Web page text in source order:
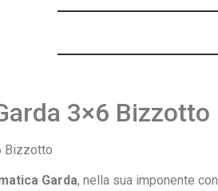
3×6 Bizzotto
Bizzotto
Garda, nella sua imponente